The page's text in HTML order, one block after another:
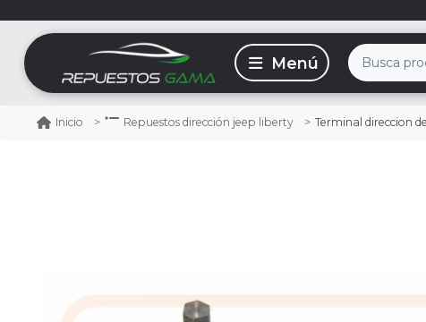
Inicio Repuestos dirección jeep liberty Terminal direccion